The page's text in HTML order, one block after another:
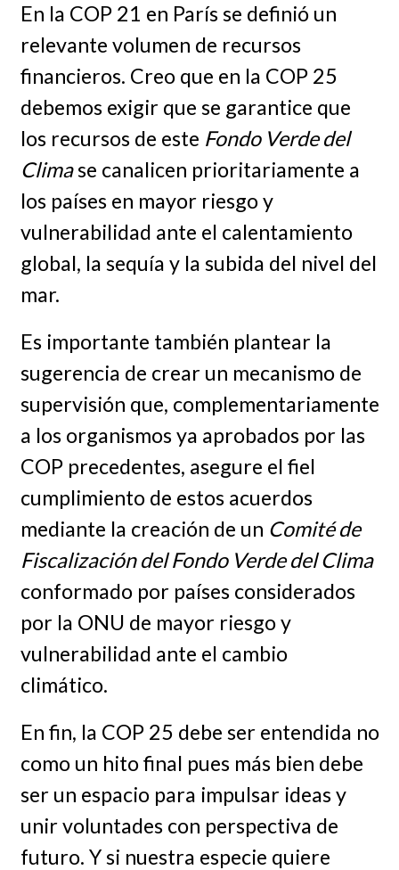
En la COP 21 en París se definió un
relevante volumen de recursos
financieros. Creo que en la COP 25
debemos exigir que se garantice que
los recursos de este Fondo Verde del
Climase canalicen prioritariamente a
los países en mayor riesgo y
vulnerabilidad ante el calentamiento
global, la sequía y la subida del nivel del
mar.
Es importante también plantear la
sugerencia de crear un mecanismo de
supervisión que, complementariamente
a los organismos ya aprobados por las
COP precedentes, asegure el fiel
cumplimiento de estos acuerdos
mediante la creación de un Comité de
Fiscalización del Fondo Verde del Clima
conformado por países considerados
por la ONU de mayor riesgo y
vulnerabilidad ante el cambio
climático.
En fin, la COP 25 debe ser entendida no
como un hito final pues más bien debe
ser un espacio para impulsar ideas y
unir voluntades con perspectiva de
futuro. Y si nuestra especie quiere